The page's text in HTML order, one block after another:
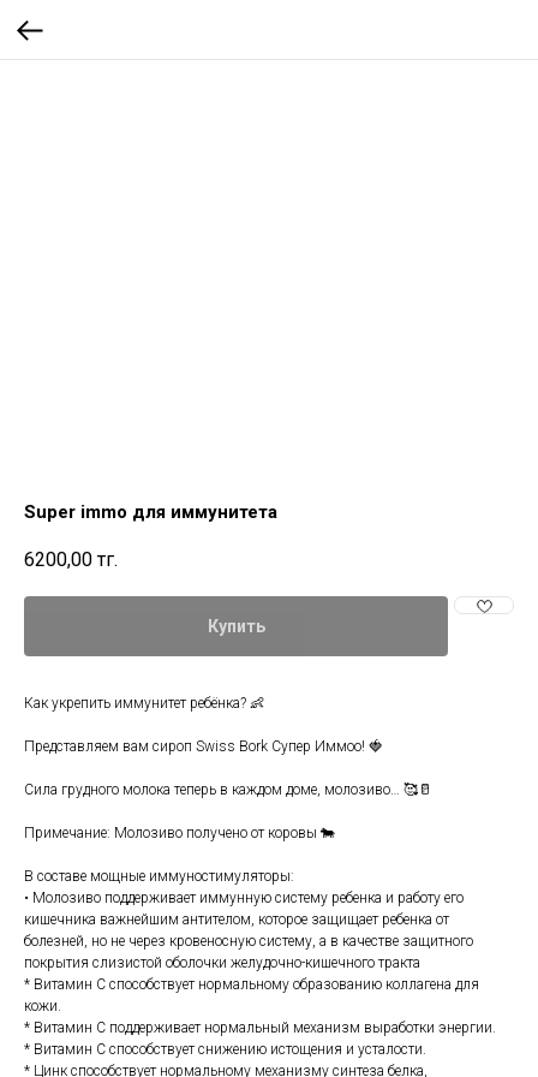
Super immo для иммунитета
6200,00 тг.
Купить
Как укрепить иммунитет ребёнка? 👶
Представляем вам сироп Swiss Bork Супер Иммоо! 🍓
Сила грудного молока теперь в каждом доме, молозиво… 🥰🥛
Примечание: Молозиво получено от коровы 🐄
В составе мощные иммуностимуляторы:
• Молозиво поддерживает иммунную систему ребенка и работу его
кишечника важнейшим антителом, которое защищает ребенка от
болезней, но не через кровеносную систему, а в качестве защитного
покрытия слизистой оболочки желудочно-кишечного тракта
* Витамин С способствует нормальному образованию коллагена для
кожи.
* Витамин С поддерживает нормальный механизм выработки энергии.
* Витамин С способствует снижению истощения и усталости.
* Цинк способствует нормальному механизму синтеза белка,